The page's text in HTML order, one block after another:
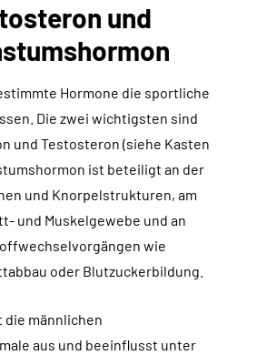
und
Hormone die sportliche
Die zwei wichtigsten sind
und Testosteron (siehe Kasten
ist beteiligt an der
und Knorpelstrukturen, am
und Muskelgewebe und an
wie
oder Blutzuckerbildung.
männlichen
aus und beeinflusst unter